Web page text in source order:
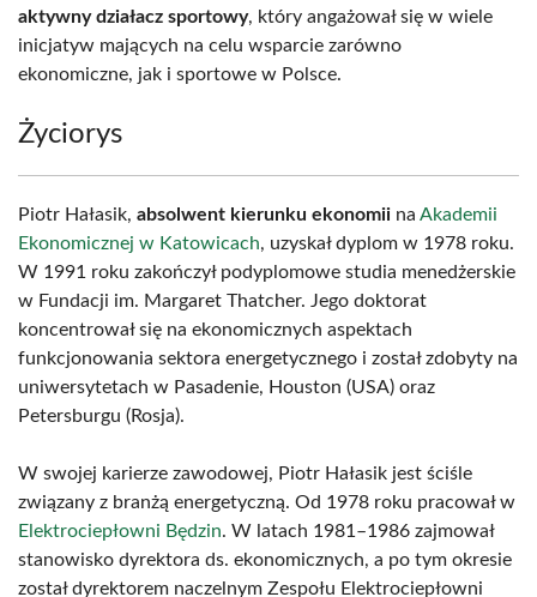
aktywny działacz sportowy, który angażował się w wiele
inicjatyw mających na celu wsparcie zarówno
ekonomiczne, jak i sportowe w Polsce.
Życiorys
Piotr Hałasik, absolwent kierunku ekonomii na Akademii
Ekonomicznej w Katowicach, uzyskał dyplom w 1978 roku.
W 1991 roku zakończył podyplomowe studia menedżerskie
w Fundacji im. Margaret Thatcher. Jego doktorat
koncentrował się na ekonomicznych aspektach
funkcjonowania sektora energetycznego i został zdobyty na
uniwersytetach w Pasadenie, Houston (USA) oraz
Petersburgu (Rosja).
W swojej karierze zawodowej, Piotr Hałasik jest ściśle
związany z branżą energetyczną. Od 1978 roku pracował w
Elektrociepłowni Będzin. W latach 1981–1986 zajmował
stanowisko dyrektora ds. ekonomicznych, a po tym okresie
został dyrektorem naczelnym Zespołu Elektrociepłowni